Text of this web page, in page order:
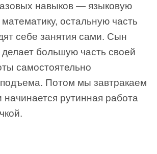
навыков — языковую
остальную часть
себе занятия сами. Сын
делает большую часть своей
самостоятельно
Потом мы завтракаем
начинается рутинная работа